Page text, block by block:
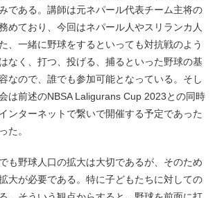
である。講師は元ネパール代表チーム主将の
めており、今回はネパール人やスリランカ人
、一緒に野球をするといっても対抗戦のよう
なく、打つ、投げる、捕るといった野球の基
なので、誰でも参加可能となっている。そし
は前述のNBSA Laligurans Cup 2023との同時
ンターネットで繋いで開催する予定であった
た。
も野球人口の拡大は大切であるが、そのため
大が必要である。特に子どもたちに対しての